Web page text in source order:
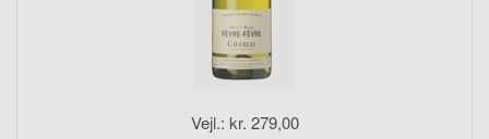
Vejl.: kr. 279,00